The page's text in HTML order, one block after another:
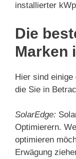
installierter
Die
Marken
Hier sind
die Sie in
SolarEdge:
Optimierern.
optimieren
Erwägung